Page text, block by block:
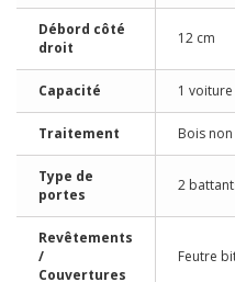
Débord côté
droit
12 cm
Capacité 1 voiture
Traitement Bois
Type de
portes
2
Revêtements
/
Couvertures
Feutre